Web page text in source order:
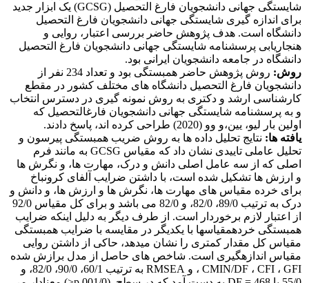
شایستگی جهانی دانشجویان فارغ التحصیل (GCSG) یک ابزار جدید
برای اندازه گیری شایستگی جهانی دانشجویان فارغ التحصیل
دانشگاه است. هدف پژوهش حاضر بررسی اعتبار، روایی و
هنجاریابی پرسشنامه شایستگی جهانی دانشجویان فارغ التحصیل
دانشگاه در جامعه دانشجویان ایرانی بود.
روش:
روش پژوهش حاضر همبستگی بود و تعداد 234 نفر از
دانشجویان فارغ التحصیل دانشگاه های مختلف کشور در مقطع
کارشناسی ارشد و دکتری به روش نمونه گیری در دسترس انتخاب
و به پرسشنامه شایستگی جهانی دانشجویان فارغ­التحصیل که
اولین بار لیو، یین،و وو (2020) طراحی کرده اند، پاسخ دادند.
یافته ها: نتایج تحلیل داده ها به روش ضریب همبستگی پیرسون و
تحلیل عاملی تاییدی نشان داد که مقیاس GCSG به مانند فرم
اصلی که از سه عامل اصلی دانش و درک، مهارت ها، و نگرش ها
و ارزش ها تشکیل شده است، با داشتن ضرایب آلفای کرونباخ
برای خرده مقیاس های مهارت ها، نگرش ها و ارزش ها، و دانش و
درک به ترتیب 89/0، 82/0، و 82/0 می باشد و برای کل مقیاس 92/0
از اعتبار لازم برخوردار است. از طرف دیگر به دلیل اینکه ضرایب
همبستگی خرده­مقیاس­ها با یکدیگر در مقایسه با ضرایب همبستگی
مقیاس کل مقدار کم­تری را نشان می­دهد، حاکی از داشتن روایی
مقیاس اندازه­گیری است. شاخص های حاصل از مدل برازش شده
CMIN/DF ، CFI ، GFI ، و RMSEA به ترتیب 60/1، 90/0، 82/0، و